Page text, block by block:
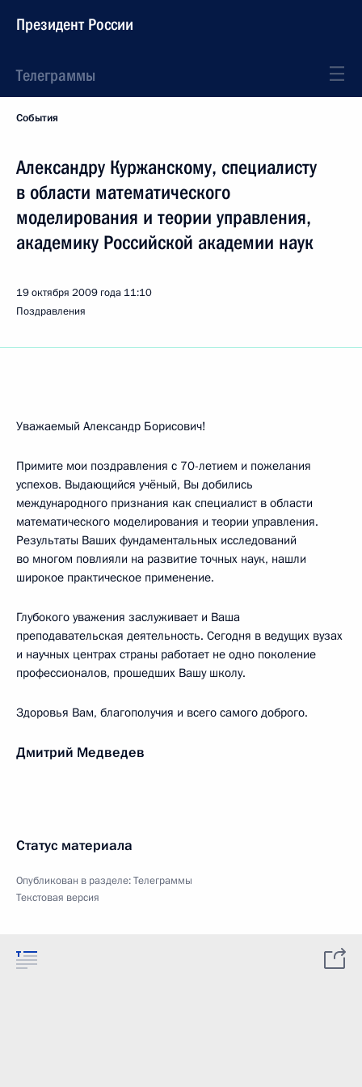
Президент России
Телеграммы
События
Александру Куржанскому, специалисту
в области математического
моделирования и теории управления,
академику Российской академии наук
19 октября 2009 года 11:10
Поздравления
Уважаемый Александр Борисович!
Примите мои поздравления с 70-летием и пожелания
успехов. Выдающийся учёный, Вы добились
международного признания как специалист в области
математического моделирования и теории управления.
Результаты Ваших фундаментальных исследований
во многом повлияли на развитие точных наук, нашли
широкое практическое применение.
Глубокого уважения заслуживает и Ваша
преподавательская деятельность. Сегодня в ведущих вузах
и научных центрах страны работает не одно поколение
профессионалов, прошедших Вашу школу.
Здоровья Вам, благополучия и всего самого доброго.
Дмитрий Медведев
Статус материала
Опубликован в разделе:Телеграммы
Текстовая версия